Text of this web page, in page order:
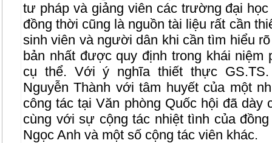
tư pháp và giảng viên các trường đại
đồng thời cũng là nguồn tài liệu rất cần
sinh viên và người dân khi cần tìm hiểu
bản nhất được quy định trong khái
cụ thể. Với ý nghĩa thiết thực
Nguyễn Thành với tâm huyết của một
công tác tại Văn phòng Quốc hội đã dày
cùng với sự cộng tác nhiệt tình của
Ngọc Anh và một số cộng tác viên khác.